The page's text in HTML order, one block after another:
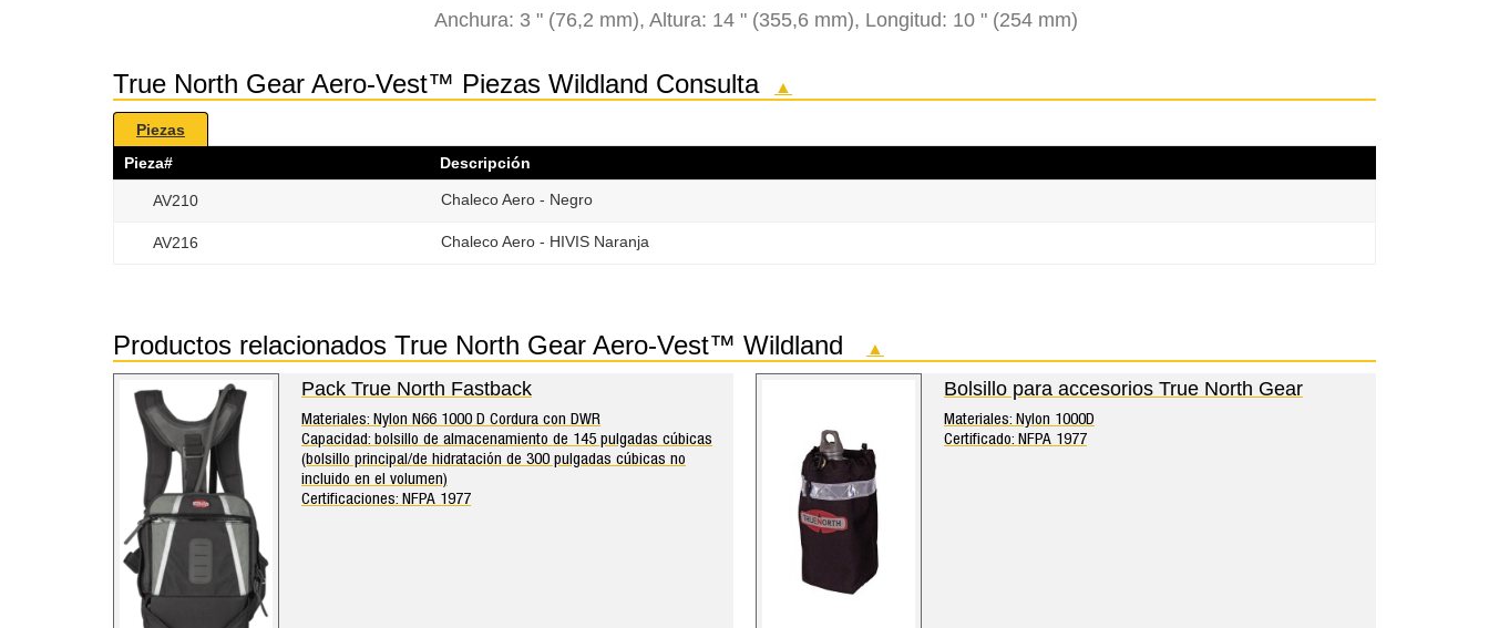
Anchura: 3 " (76,2 mm), Altura: 14 " (355,6 mm), Longitud: 10 " (254 mm)
True North Gear Aero-Vest™ Piezas Wildland Consulta ▲
Piezas
Pieza#
Descripción
AV210 Chaleco Aero - Negro
AV216 Chaleco Aero - HIVIS Naranja
Productos relacionados True North Gear Aero-Vest™ Wildland ▲
Pack True North Fastback
Materiales: Nylon N66 1000 D Cordura con DWR
Capacidad: bolsillo de almacenamiento de 145 pulgadas cúbicas
(bolsillo principal/de hidratación de 300 pulgadas cúbicas no
incluido en el volumen)
Certificaciones: NFPA 1977
Bolsillo para accesorios True North Gear
Materiales: Nylon 1000D
Certificado: NFPA 1977